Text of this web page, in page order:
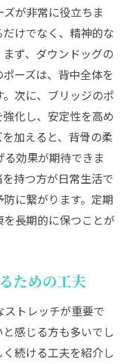
が非常に役立ちま
けでなく、精神的な
ず、ダウンドッグの
ーズは、背中全体を
次に、ブリッジのポ
化し、安定性を高め
加えると、背骨の柔
効果が期待できま
持つ方が日常生活で
に繋がります。定期
長期的に保つことが
ための工夫
トレッチが重要で
感じる方も多いでし
続ける工夫を紹介し